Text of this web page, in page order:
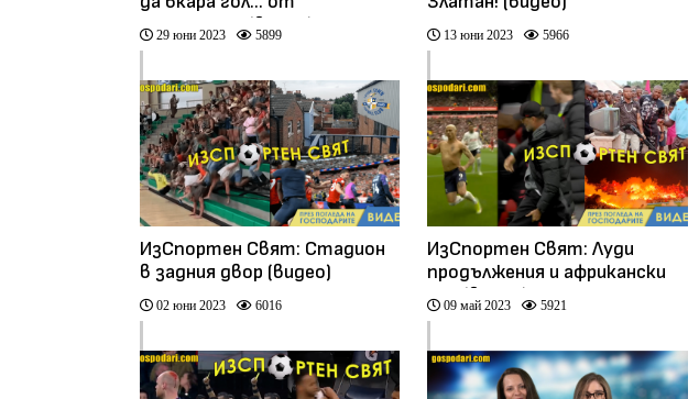
голлинията (видео)
29 юни 2023 5899 13 юни 2023 5966
ИзСпортен Свят: Стадион
в задния двор (видео)
02 юни 2023 6016
ИзСпортен Свят: Луди
продължения и африкански
ВАР (видео)
09 май 2023 5921